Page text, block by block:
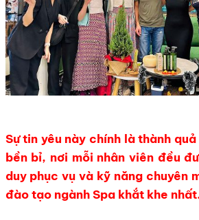
Sự tin yêu này chính là thành
bền bỉ, nơi mỗi nhân viên đều
duy phục vụ và kỹ năng chuyên
đào tạo ngành Spa khắt khe